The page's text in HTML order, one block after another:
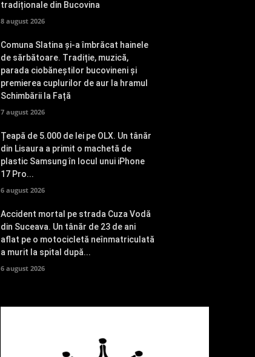
tradiționale din Bucovina
8 august 2026
Comuna Slatina și-a îmbrăcat hainele
de sărbătoare. Tradiție, muzică,
parada ciobăneștilor bucovineni și
premierea cuplurilor de aur la hramul
Schimbării la Față
7 august 2026
Țeapă de 5.000 de lei pe OLX. Un tânăr
din Lisaura a primit o machetă de
plastic Samsung în locul unui iPhone
17 Pro...
6 august 2026
Accident mortal pe strada Cuza Vodă
din Suceava. Un tânăr de 23 de ani
aflat pe o motocicletă neînmatriculată
a murit la spital după...
6 august 2026